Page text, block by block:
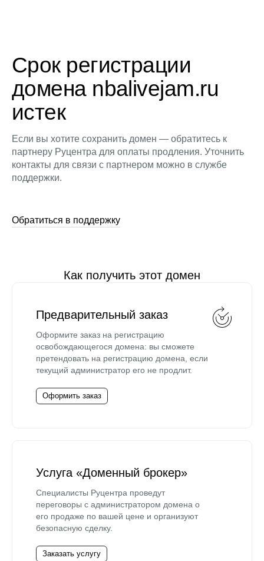
Срок регистрации
домена nbalivejam.ru
истек
Если вы хотите сохранить домен — обратитесь к
партнеру Руцентра для оплаты продления. Уточнить
контакты для связи с партнером можно в службе
поддержки.
Обратиться в поддержку
Как получить этот домен
Предварительный заказ
Оформите заказ на регистрацию
освобождающегося домена: вы сможете
претендовать на регистрацию домена, если
текущий администратор его не продлит.
Оформить заказ
Услуга «Доменный брокер»
Специалисты Руцентра проведут
переговоры с администратором домена о
его продаже по вашей цене и организуют
безопасную сделку.
Заказать услугу